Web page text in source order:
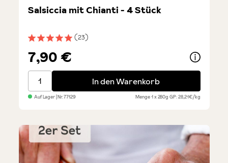
Durchschnittliche Bewertung von 5 von 5 Sternen
(23)
Salsiccia mit Chianti - 4 Stück
7,90 €
Salsiccia mit Chianti - 4 Stück
In den Warenkorb
Auf Lager| Nr.77129 Menge1 x 280gGP: 28,21€/kg